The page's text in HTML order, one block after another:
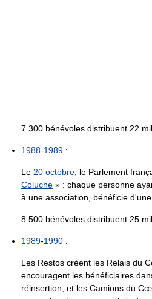
7 300 bénévoles distribuent 22
1988-1989 :
Le 20 octobre, le Parlement
Coluche » : chaque personne
à une association, bénéficie
8 500 bénévoles distribuent 25
1989-1990 :
Les Restos créent les Relais du
encouragent les bénéficiaires
réinsertion, et les Camions du